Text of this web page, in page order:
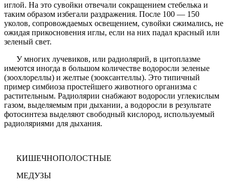
иглой. На это сувойки отвечали сокращением стебелька и
таким образом избегали раздражения. После 100 — 150
уколов, сопровождаемых освещением, сувойки сжимались, не
ожидая прикосновения иглы, если на них падал красный или
зеленый свет.
У многих лучевиков, или радиолярий, в цитоплазме
имеются иногда в большом количестве водоросли зеленые
(зоохлореллы) и желтые (зооксантеллы). Это типичный
пример симбиоза простейшего животного организма с
растительным. Радиолярии снабжают водоросли углекислым
газом, выделяемым при дыхании, а водоросли в результате
фотосинтеза выделяют свободный кислород, используемый
радиоляриями для дыхания.
КИШЕЧНОПОЛОСТНЫЕ
МЕДУЗЫ